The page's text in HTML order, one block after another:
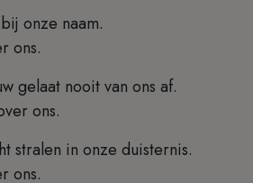
onze naam.
ons.
gelaat nooit van ons af.
ons.
stralen in onze duisternis.
ons.